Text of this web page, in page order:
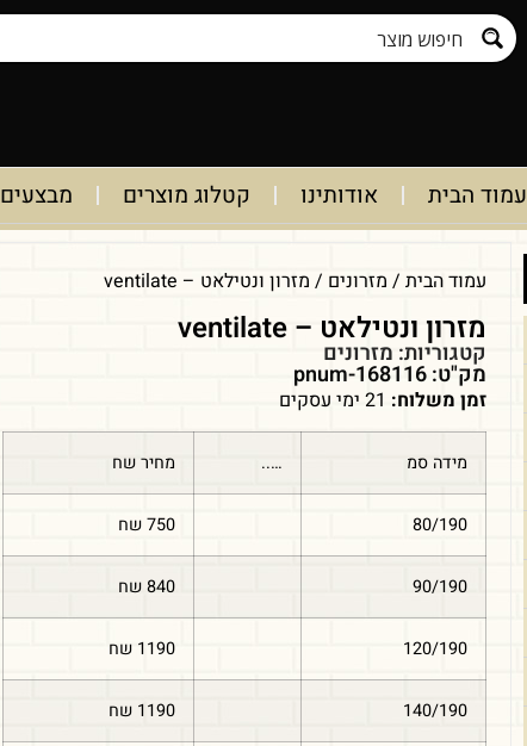
עמוד הבית אודותינו קטלוג מוצרים מבצעים
עמוד הבית/ מזרונים / מזרון ונטילאט – ventilate
מזרון ונטילאט – ventilate
קטגוריות: מזרונים
מק"ט: pnum-168116
זמן משלוח:
מידה סמ ….. מחיר שח
80/190 750 שח
90/190 840 שח
120/190 1190 שח
140/190 1190 שח